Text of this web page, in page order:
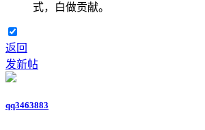
式，白做贡献。
返回
发新帖
qq3463883